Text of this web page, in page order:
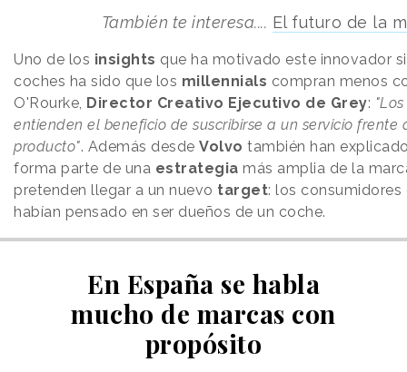
También te interesa.... El futuro de la
Uno de los insights que ha motivado este innovador
coches ha sido que los millennials compran menos
O'Rourke, Director Creativo Ejecutivo de Grey:
entienden el beneficio de suscribirse a un servicio frente
producto". Además desde Volvo también han
forma parte de una estrategia más amplia de la
pretenden llegar a un nuevo target: los consumidores
habían pensado en ser dueños de un coche.
En España se habla
mucho de marcas con
propósito